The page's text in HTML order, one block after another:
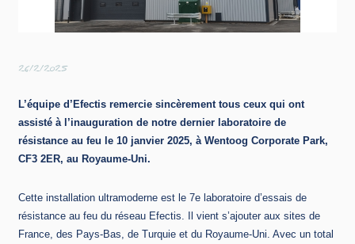
26/2/2025
L’équipe d’Efectis remercie sincèrement tous ceux qui ont
assisté à l’inauguration de notre dernier laboratoire de
résistance au feu le 10 janvier 2025, à Wentoog Corporate Park,
CF3 2ER, au Royaume-Uni.
Cette installation ultramoderne est le 7e laboratoire d’essais de
résistance au feu du réseau Efectis. Il vient s’ajouter aux sites de
France, des Pays-Bas, de Turquie et du Royaume-Uni. Avec un total